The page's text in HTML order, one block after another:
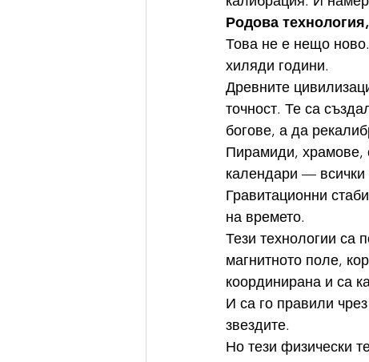
Родова
Това не е нещо
хиляди години.
Древните
точност. Те са
богове, а да
Пирамиди, храмове,
календари — всички
Гравитационни
на времето.
Тези технологии са
магнитното поле,
координирана и са
И са го правили
звездите.
Но тези физически